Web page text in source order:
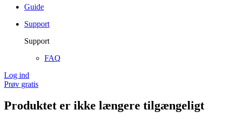
Guide
Support
Support
FAQ
Log ind
Prøv gratis
Produktet er ikke længere tilgængeligt